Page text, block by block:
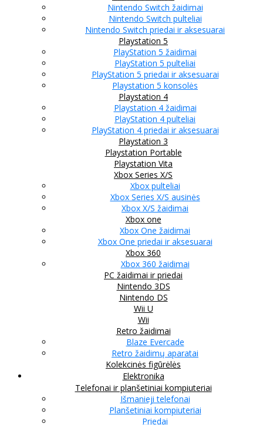
Nintendo Switch žaidimai
Nintendo Switch pulteliai
Nintendo Switch priedai ir aksesuarai
Playstation 5
PlayStation 5 žaidimai
PlayStation 5 pulteliai
PlayStation 5 priedai ir aksesuarai
Playstation 5 konsolės
Playstation 4
Playstation 4 žaidimai
PlayStation 4 pulteliai
PlayStation 4 priedai ir aksesuarai
Playstation 3
Playstation Portable
Playstation Vita
Xbox Series X/S
Xbox pulteliai
Xbox Series X/S ausinės
Xbox X/S žaidimai
Xbox one
Xbox One žaidimai
Xbox One priedai ir aksesuarai
Xbox 360
Xbox 360 žaidimai
PC žaidimai ir priedai
Nintendo 3DS
Nintendo DS
Wii U
Wii
Retro žaidimai
Blaze Evercade
Retro žaidimų aparatai
Kolekcinės figūrėlės
Elektronika
Telefonai ir planšetiniai kompiuteriai
Išmanieji telefonai
Planšetiniai kompiuteriai
Priedai